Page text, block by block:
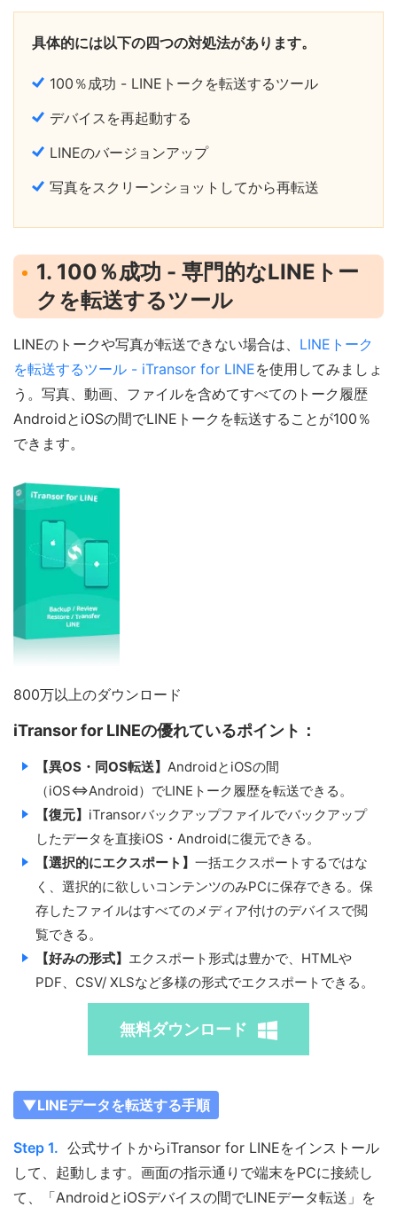
具体的には以下の四つの対処法があります。
100％成功 - LINEトークを転送するツール
デバイスを再起動する
LINEのバージョンアップ
写真をスクリーンショットしてから再転送
1. 100％成功 - 専門的なLINEトー
クを転送するツール
LINEのトークや写真が転送できない場合は、 LINEトーク
を転送するツール - iTransor for LINEを使用してみましょ
う。写真、動画、ファイルを含めてすべてのトーク履歴
AndroidとiOSの間でLINEトークを転送することが100％
できます。
800万以上のダウンロード
iTransor for LINEの優れているポイント：
【異OS・同OS転送】 AndroidとiOSの間
（iOS⇔Android）でLINEトーク履歴を転送できる。
【復元】 iTransorバックアップファイルでバックアップ
したデータを直接iOS・Androidに復元できる。
【選択的にエクスポート】 一括エクスポートするではな
く、選択的に欲しいコンテンツのみPCに保存できる。保
存したファイルはすべてのメディア付けのデバイスで閲
覧できる。
【好みの形式】 エクスポート形式は豊かで、HTMLや
PDF、CSV/ XLSなど多様の形式でエクスポートできる。
無料ダウンロード
▼LINEデータを転送する手順
Step 1. 公式サイトからiTransor for LINEをインストール
して、起動します。画面の指示通りで端末をPCに接続し
て、「AndroidとiOSデバイスの間でLINEデータ転送」を